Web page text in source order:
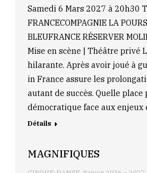
Samedi 6 Mars 2027 à 20h30
FRANCECOMPAGNIE LA
BLEUFRANCE RÉSERVER
Mise en scène | Théâtre privé
hilarante. Après avoir joué à
in France assure les
autant de succès. Quelle
démocratique face aux enjeux
Détails
MAGNIFIQUES